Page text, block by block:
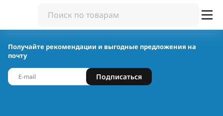
Получайте рекомендации и выгодные предложения на
почту
Подписаться